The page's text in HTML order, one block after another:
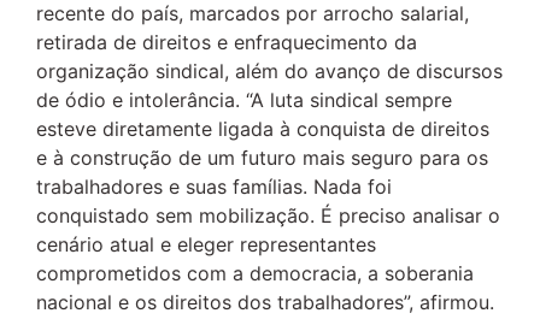
recente do país, marcados por arrocho salarial,
retirada de direitos e enfraquecimento da
organização sindical, além do avanço de discursos
de ódio e intolerância. “A luta sindical sempre
esteve diretamente ligada à conquista de direitos
e à construção de um futuro mais seguro para os
trabalhadores e suas famílias. Nada foi
conquistado sem mobilização. É preciso analisar o
cenário atual e eleger representantes
comprometidos com a democracia, a soberania
nacional e os direitos dos trabalhadores”, afirmou.